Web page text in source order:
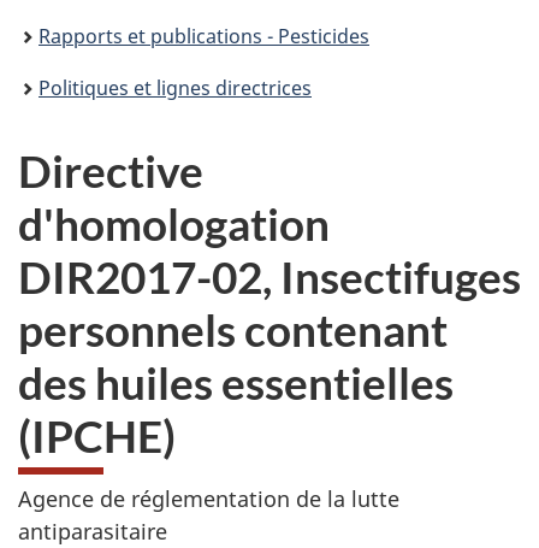
Rapports et publications - Pesticides
Politiques et lignes directrices
Directive
d'homologation
DIR2017-02, Insectifuges
personnels contenant
des huiles essentielles
(IPCHE)
Agence de réglementation de la lutte
antiparasitaire